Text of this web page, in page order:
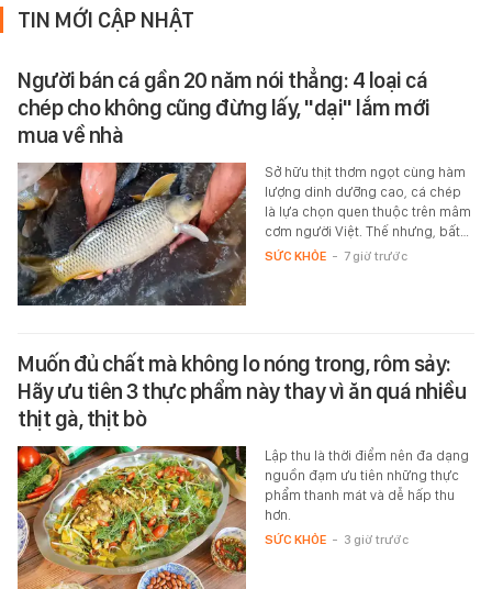
TIN MỚI CẬP NHẬT
Người bán cá gần 20 năm nói thẳng: 4 loại cá
chép cho không cũng đừng lấy, "dại" lắm mới
mua về nhà
Sở hữu thịt thơm ngọt cùng hàm
lượng dinh dưỡng cao, cá chép
là lựa chọn quen thuộc trên mâm
cơm người Việt. Thế nhưng, bất…
SỨC KHỎE - 7 giờ trước
Muốn đủ chất mà không lo nóng trong, rôm sảy:
Hãy ưu tiên 3 thực phẩm này thay vì ăn quá nhiều
thịt gà, thịt bò
Lập thu là thời điểm nên đa dạng
nguồn đạm ưu tiên những thực
phẩm thanh mát và dễ hấp thu
hơn.
SỨC KHỎE - 3 giờ trước